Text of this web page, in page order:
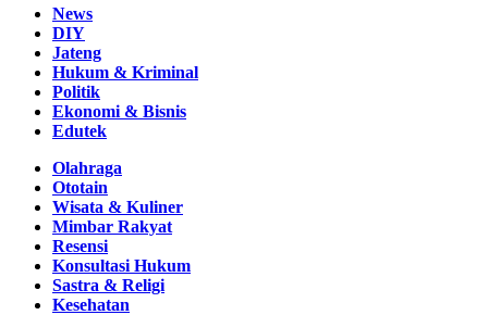
News
DIY
Jateng
Hukum & Kriminal
Politik
Ekonomi & Bisnis
Edutek
Olahraga
Ototain
Wisata & Kuliner
Mimbar Rakyat
Resensi
Konsultasi Hukum
Sastra & Religi
Kesehatan